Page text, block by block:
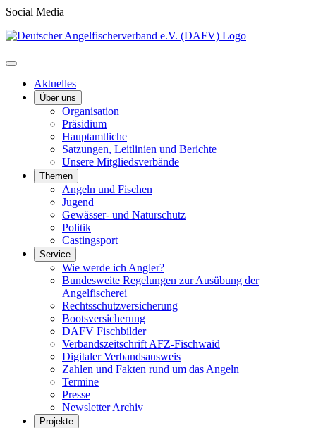
Social Media
Aktuelles
Über uns
Organisation
Präsidium
Hauptamtliche
Satzungen, Leitlinien und Berichte
Unsere Mitgliedsverbände
Themen
Angeln und Fischen
Jugend
Gewässer- und Naturschutz
Politik
Castingsport
Service
Wie werde ich Angler?
Bundesweite Regelungen zur Ausübung der
Angelfischerei
Rechtsschutzversicherung
Bootsversicherung
DAFV Fischbilder
Verbandszeitschrift AFZ-Fischwaid
Digitaler Verbandsausweis
Zahlen und Fakten rund um das Angeln
Termine
Presse
Newsletter Archiv
Projekte